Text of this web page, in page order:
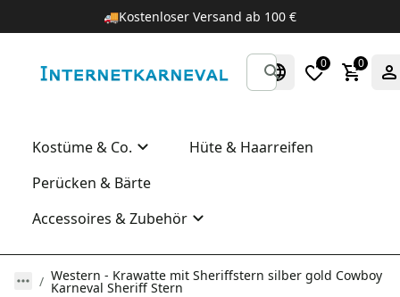
🚚Kostenloser Versand ab 100 €
0 0
Kostüme & Co.
Hüte & Haarreifen
Perücken & Bärte
Accessoires & Zubehör
Western - Krawatte mit Sheriffstern silber gold Cowboy
Karneval Sheriff Stern